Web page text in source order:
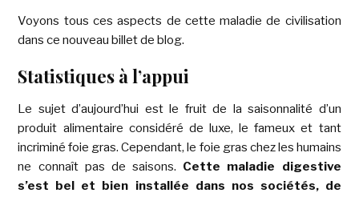
Voyons tous ces aspects de cette maladie de civilisation
dans ce nouveau billet de blog.
Statistiques à l’appui
Le sujet d’aujourd’hui est le fruit de la saisonnalité d’un
produit alimentaire considéré de luxe, le fameux et tant
incriminé foie gras. Cependant, le foie gras chez les humains
ne connaît pas de saisons. Cette maladie digestive
s’est bel et bien installée dans nos sociétés, de